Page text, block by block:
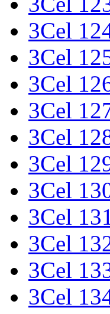
3Cel
3Cel
3Cel
3Cel
3Cel
3Cel
3Cel
3Cel
3Cel
3Cel
3Cel